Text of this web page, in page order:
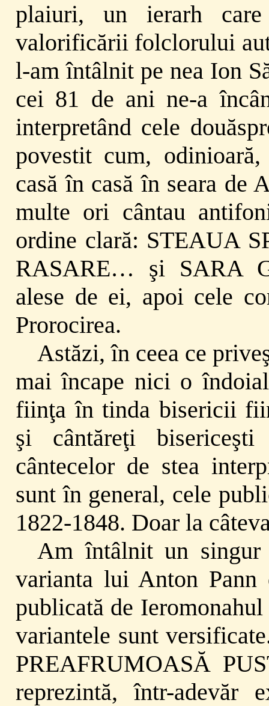
plaiuri, un ierarh
valorificării folclorului
l-am întâlnit pe nea Ion
cei 81 de ani ne-a
interpretând cele
povestit cum,
casă în casă în seara de
multe ori cântau
ordine clară: STEAUA
RASARE… şi SARA
alese de ei, apoi cele
Prorocirea.
Astăzi, în ceea ce
mai încape nici o
fiinţa în tinda bisericii
şi cântăreţi bisericeşti
cântecelor de stea
sunt în general, cele
1822-1848. Doar la
Am întâlnit un singur
varianta lui Anton
publicată de
variantele sunt
PREAFRUMOASĂ
reprezintă, într-adevăr